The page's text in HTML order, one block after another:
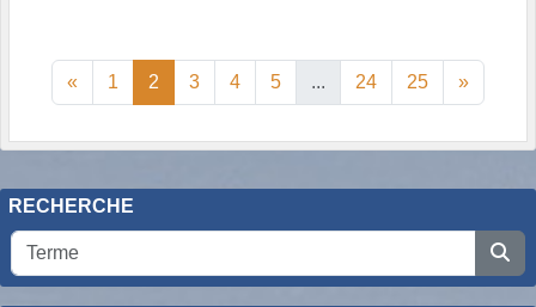
« 1 2 3 4 5 ... 24 25 »
RECHERCHE